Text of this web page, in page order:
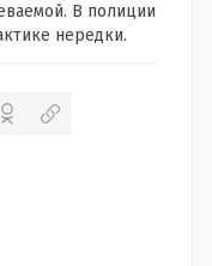
В полиции
нередки.